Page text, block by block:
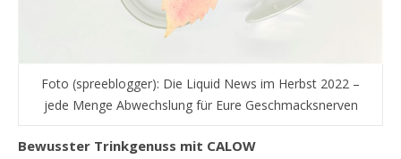
Foto (spreeblogger): Die Liquid News im Herbst 2022 –
jede Menge Abwechslung für Eure Geschmacksnerven
Bewusster Trinkgenuss mit CALOW